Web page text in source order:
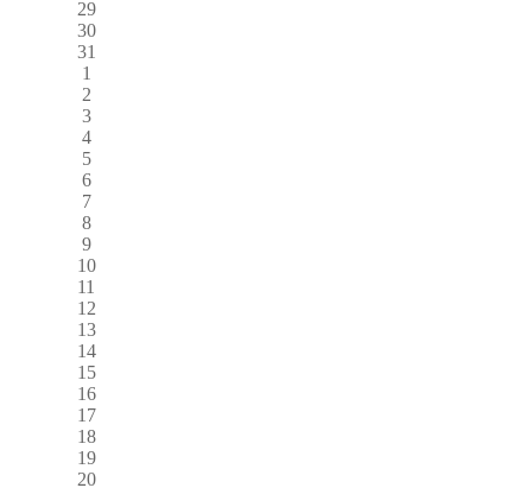
29
30
31
1
2
3
4
5
6
7
8
9
10
11
12
13
14
15
16
17
18
19
20